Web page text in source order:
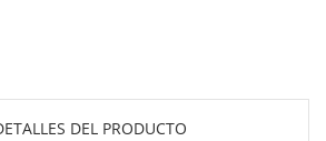
DEL PRODUCTO